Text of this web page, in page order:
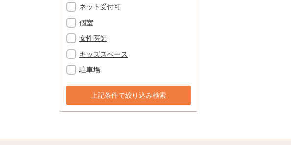
ネット受付可
個室
女性医師
キッズスペース
駐車場
上記条件で絞り込み検索